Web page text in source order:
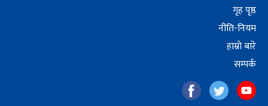
गृह पृष्ठ
नीति-नियम
हाम्रो बारे
सम्पर्क